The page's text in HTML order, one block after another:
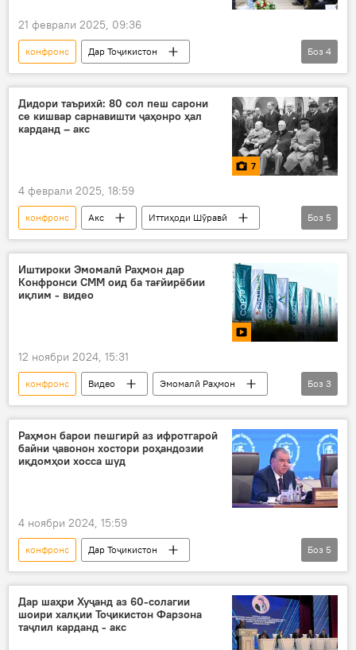
21 феврали 2025, 09:36
конфронс
Дар Тоҷикистон
Ҷанги дувуми ҷаҳонӣ
таърих
ҷашни 80-солагӣ
Боз 4
Дидори таърихӣ: 80 сол пеш сарони
се кишвар сарнавишти ҷаҳонро ҳал
карданд – акс
7
4 феврали 2025, 18:59
конфронс Акс
Иттиҳоди Шӯравӣ
Ялта
Қрим
Иосиф Сталин
ИМА
Бритониё
Боз 5
Иштироки Эмомалӣ Раҳмон дар
Конфронси СММ оид ба тағйирёбии
иқлим - видео
12 ноябри 2024, 15:31
конфронс Видео
Эмомалӣ Раҳмон
СММ
Озарбойҷон Боку
Боз 3
Раҳмон барои пешгирӣ аз ифротгароӣ
байни ҷавонон хостори роҳандозии
иқдомҳои хосса шуд
4 ноябри 2024, 15:59
конфронс
Дар Тоҷикистон
Эмомалӣ Раҳмон
ифротгароӣ
терроризм
Кувайт
Боз 5
Дар шаҳри Хуҷанд аз 60-солагии
шоири халқии Тоҷикистон Фарзона
таҷлил карданд - акс